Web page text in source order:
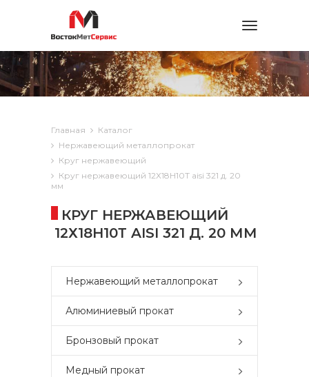
Toggle
Главная
Каталог
Нержавеющий металлопрокат
Круг нержавеющий
Круг нержавеющий 12Х18Н10Т aisi 321 д. 20
мм
КРУГ НЕРЖАВЕЮЩИЙ
12Х18Н10Т AISI 321 Д. 20 ММ
Нержавеющий металлопрокат
Алюминиевый прокат
Бронзовый прокат
Медный прокат